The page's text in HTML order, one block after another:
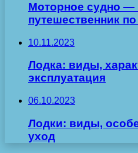
Моторное судно —
путешественник
10.11.2023
Лодка: виды,
эксплуатация
06.10.2023
Лодки: виды,
уход